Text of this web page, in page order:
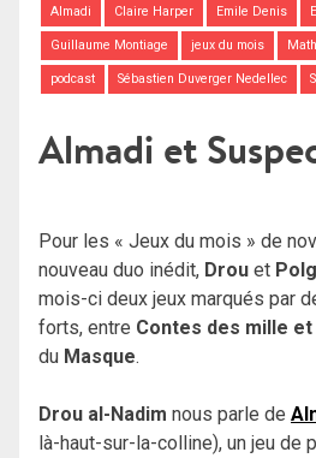
Almadi Claire Harper Emile Denis
Guillaume Montiage jeux du mois
podcast Sébastien Duverger Nedellec
Almadi et
Pour les « Jeux du mois » de
nouveau duo inédit, Drou et
mois-ci deux jeux marqués par
forts, entre Contes des mille
du Masque.
Drou al-Nadim nous parle de
là-haut-sur-la-colline), un jeu de